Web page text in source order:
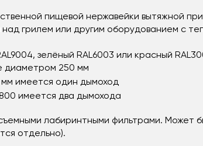
пищевой нержавейки вытяжной
грилем или другим оборудованием с
зелёный RAL6003 или красный
диаметром 250 мм
имеется один дымоход
имеется два дымохода
лабиринтными фильтрами. Может
отдельно).